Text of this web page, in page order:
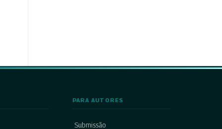
PARA AUTORES
Submissão